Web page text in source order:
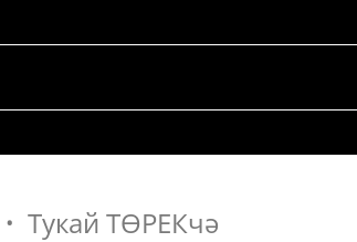
Тукай ТӨРЕКчә